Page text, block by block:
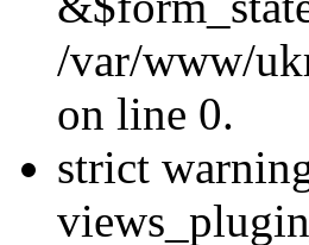
/var/www/
on line 0.
strict